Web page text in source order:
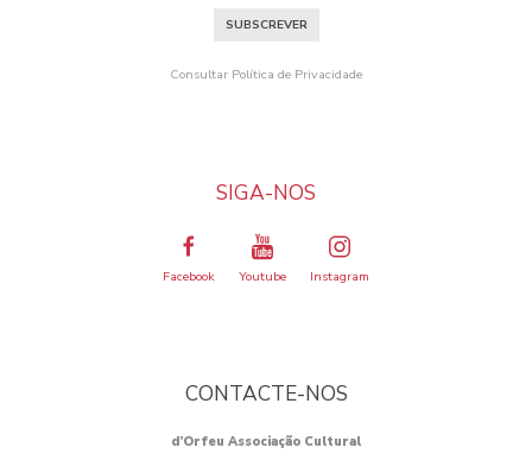
SUBSCREVER
Consultar Política de Privacidade
SIGA-NOS
Facebook Youtube Instagram
CONTACTE-NOS
d’Orfeu Associação Cultural